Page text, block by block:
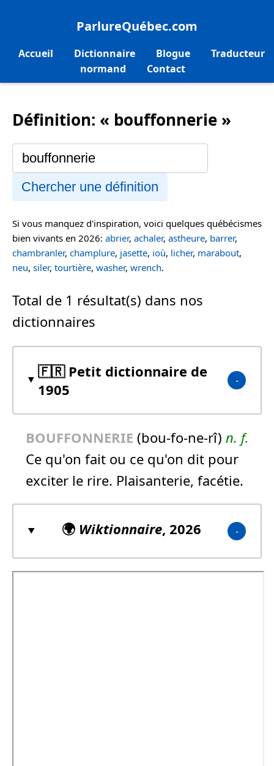
ParlureQuébec.com
Accueil Dictionnaire Blogue
Traducteur
normand
Contact
Définition: « bouffonnerie »
Chercher une définition
Si vous manquez d'inspiration, voici quelques québécismes
bien vivants en 2026: abrier, achaler, astheure, barrer,
chambranler, champlure, jasette, ioù, licher, marabout,
neu, siler, tourtière, washer, wrench.
Total de 1 résultat(s) dans nos
dictionnaires
🇫🇷 Petit dictionnaire de
1905
BOUFFONNERIE (bou-fo-ne-rî) n. f.
Ce qu'on fait ou ce qu'on dit pour
exciter le rire. Plaisanterie, facétie.
🌍 Wiktionnaire, 2026